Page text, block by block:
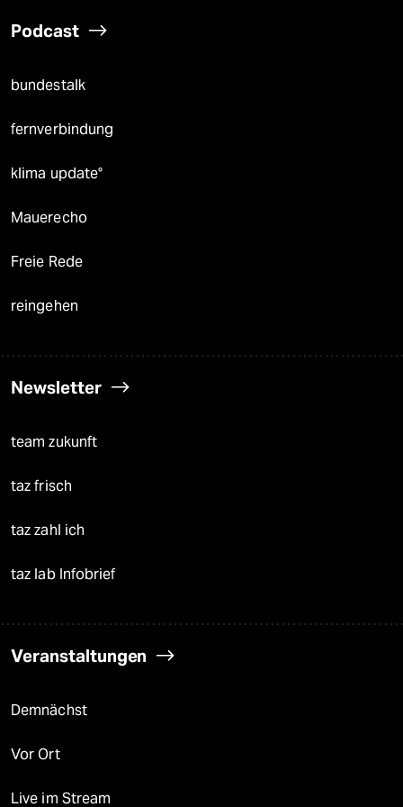
Podcast
bundestalk
fernverbindung
klima update°
Mauerecho
Freie Rede
reingehen
Newsletter
team zukunft
taz frisch
taz zahl ich
taz lab Infobrief
Veranstaltungen
Demnächst
Vor Ort
Live im Stream